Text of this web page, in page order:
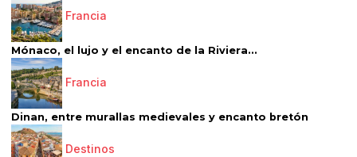
Francia
Mónaco, el lujo y el encanto de la Riviera...
Francia
Dinan, entre murallas medievales y encanto bretón
Destinos